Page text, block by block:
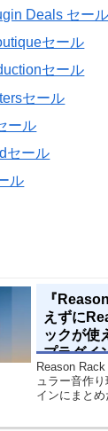
Deals セール
セール
セール
セール
ール
セール
ル
『
えずに
ックが使
プラグイ
Reason
ュラー音作
インにまとめ
乗り換える
エフェクト